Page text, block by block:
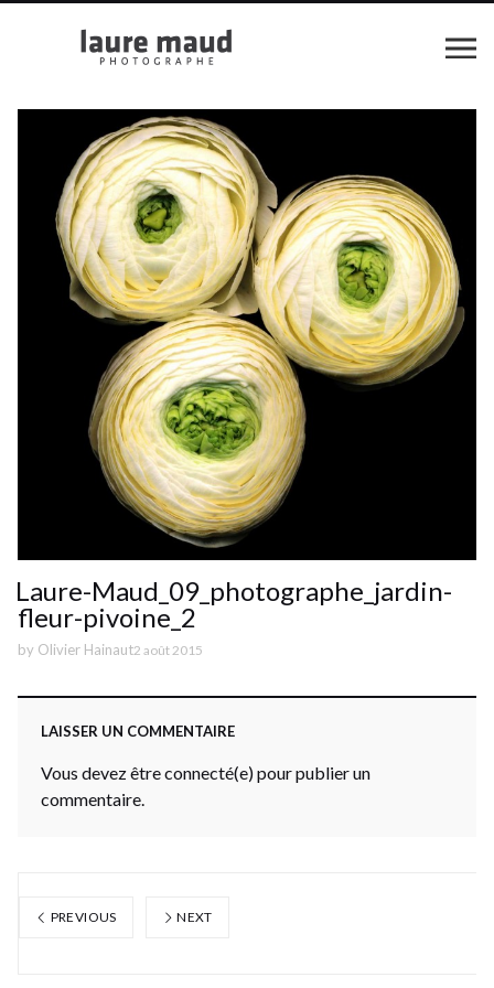
Laure-Maud_09_photographe_jardin-
fleur-pivoine_2
by Olivier Hainaut2 août 2015
LAISSER UN COMMENTAIRE
Vous devez être connecté(e) pour publier un
commentaire.
PREVIOUS NEXT